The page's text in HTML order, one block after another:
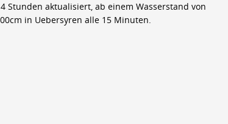
Stunden aktualisiert, ab einem Wasserstand von
in Uebersyren alle 15 Minuten.